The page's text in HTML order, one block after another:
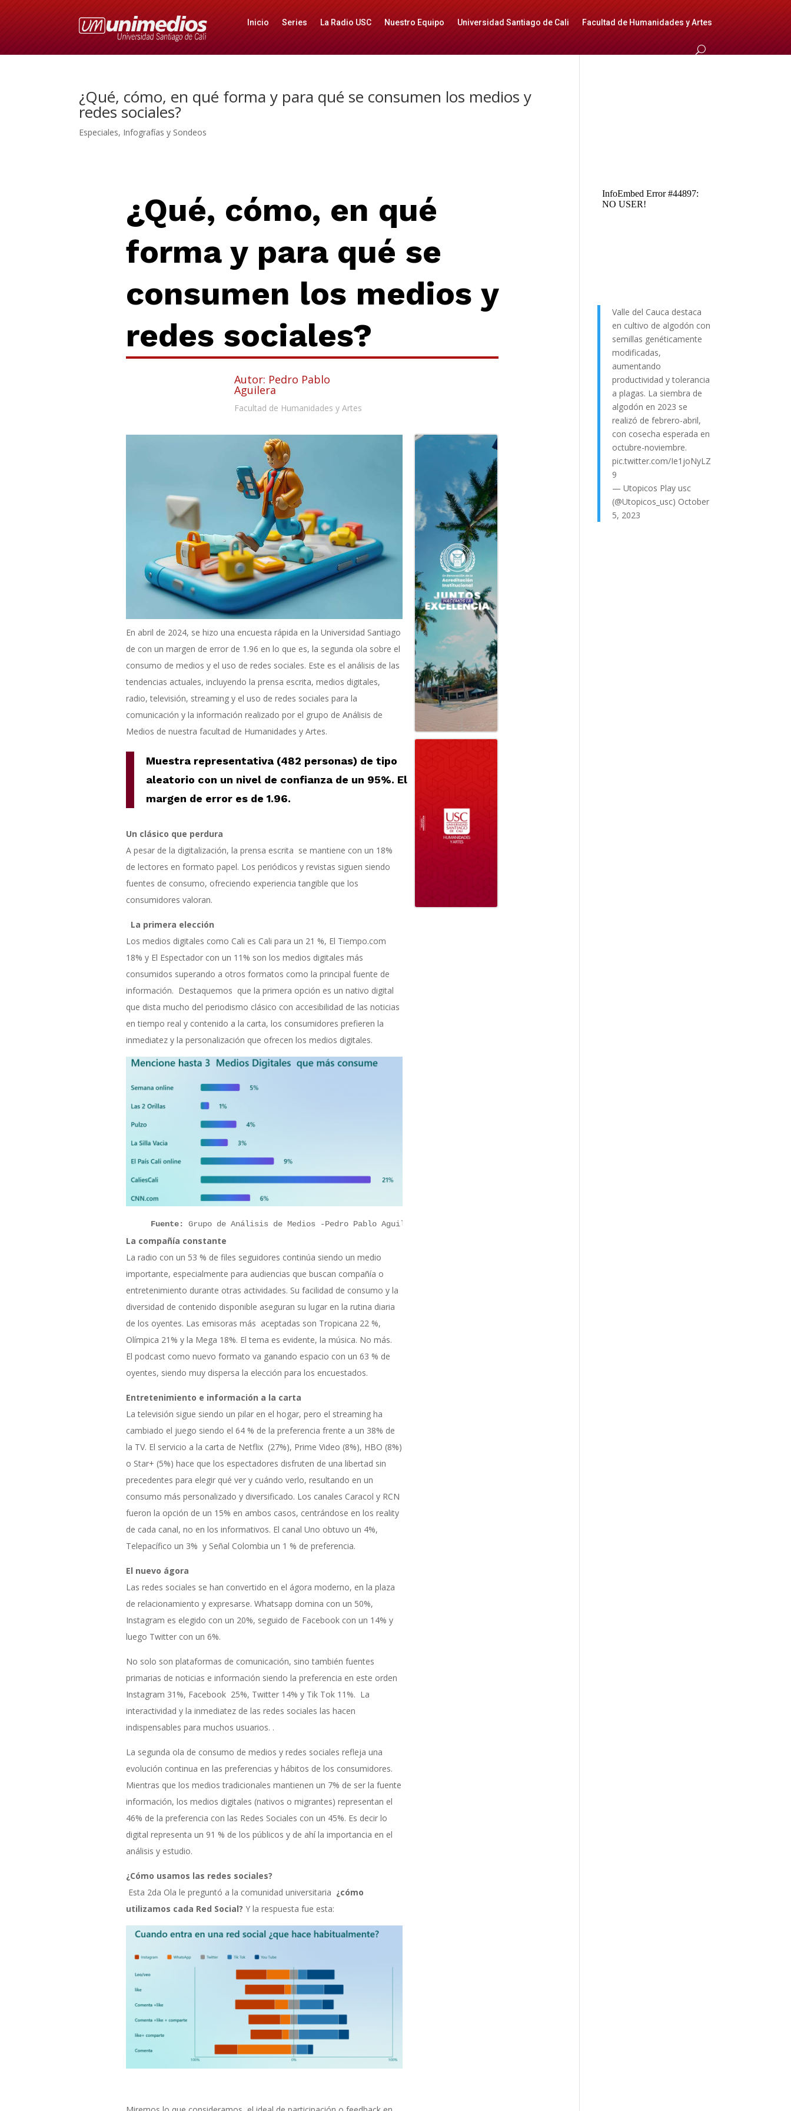
Inicio Series La Radio USC Nuestro Equipo Universidad Santiago de Cali Facultad de Humanidades y Artes
¿Qué, cómo, en qué forma y para qué se consumen los medios y
redes sociales?
Especiales, Infografías y Sondeos
¿Qué, cómo, en qué
forma y para qué se
consumen los medios y
redes sociales?
Autor: Pedro Pablo
Aguilera
Facultad de Humanidades y Artes
En abril de 2024, se hizo una encuesta rápida en la Universidad Santiago
de con un margen de error de 1.96 en lo que es, la segunda ola sobre el
consumo de medios y el uso de redes sociales. Este es el análisis de las
tendencias actuales, incluyendo la prensa escrita, medios digitales,
radio, televisión, streaming y el uso de redes sociales para la
comunicación y la información realizado por el grupo de Análisis de
Medios de nuestra facultad de Humanidades y Artes.
Muestra representativa (482 personas) de tipo
aleatorio con un nivel de confianza de un 95%. El
margen de error es de 1.96.
Un clásico que perdura
A pesar de la digitalización, la prensa escrita se mantiene con un 18%
de lectores en formato papel. Los periódicos y revistas siguen siendo
fuentes de consumo, ofreciendo experiencia tangible que los
consumidores valoran.
La primera elección
Los medios digitales como Cali es Cali para un 21 %, El Tiempo.com
18% y El Espectador con un 11% son los medios digitales más
consumidos superando a otros formatos como la principal fuente de
información. Destaquemos que la primera opción es un nativo digital
que dista mucho del periodismo clásico con accesibilidad de las noticias
en tiempo real y contenido a la carta, los consumidores prefieren la
inmediatez y la personalización que ofrecen los medios digitales.
    Fuente:
Grupo de Análisis de Medios -Pedro Pablo Aguilera
La compañía constante
La radio con un 53 % de files seguidores continúa siendo un medio
importante, especialmente para audiencias que buscan compañía o
entretenimiento durante otras actividades. Su facilidad de consumo y la
diversidad de contenido disponible aseguran su lugar en la rutina diaria
de los oyentes. Las emisoras más aceptadas son Tropicana 22 %,
Olímpica 21% y la Mega 18%. El tema es evidente, la música. No más.
El podcast como nuevo formato va ganando espacio con un 63 % de
oyentes, siendo muy dispersa la elección para los encuestados.
Entretenimiento e información a la carta
La televisión sigue siendo un pilar en el hogar, pero el streaming ha
cambiado el juego siendo el 64 % de la preferencia frente a un 38% de
la TV. El servicio a la carta de Netflix (27%), Prime Video (8%), HBO (8%)
o Star+ (5%) hace que los espectadores disfruten de una libertad sin
precedentes para elegir qué ver y cuándo verlo, resultando en un
consumo más personalizado y diversificado. Los canales Caracol y RCN
fueron la opción de un 15% en ambos casos, centrándose en los reality
de cada canal, no en los informativos. El canal Uno obtuvo un 4%,
Telepacífico un 3% y Señal Colombia un 1 % de preferencia.
El nuevo ágora
Las redes sociales se han convertido en el ágora moderno, en la plaza
de relacionamiento y expresarse. Whatsapp domina con un 50%,
Instagram es elegido con un 20%, seguido de Facebook con un 14% y
luego Twitter con un 6%.
No solo son plataformas de comunicación, sino también fuentes
primarias de noticias e información siendo la preferencia en este orden
Instagram 31%, Facebook 25%, Twitter 14% y Tik Tok 11%. La
interactividad y la inmediatez de las redes sociales las hacen
indispensables para muchos usuarios. .
La segunda ola de consumo de medios y redes sociales refleja una
evolución continua en las preferencias y hábitos de los consumidores.
Mientras que los medios tradicionales mantienen un 7% de ser la fuente
información, los medios digitales (nativos o migrantes) representan el
46% de la preferencia con las Redes Sociales con un 45%. Es decir lo
digital representa un 91 % de los públicos y de ahí la importancia en el
análisis y estudio.
¿Cómo usamos las redes sociales?
Esta 2da Ola le preguntó a la comunidad universitaria ¿cómo
utilizamos cada Red Social? Y la respuesta fue esta:
Valle del Cauca destaca
en cultivo de algodón con
semillas genéticamente
modificadas,
aumentando
productividad y tolerancia
a plagas. La siembra de
algodón en 2023 se
realizó de febrero-abril,
con cosecha esperada en
octubre-noviembre.
pic.twitter.com/Ie1joNyLZ
9
— Utopicos Play usc
(@Utopicos_usc) October
5, 2023